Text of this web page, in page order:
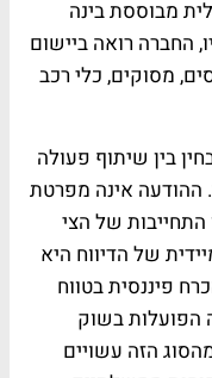
מבוססת בינה
החברה רואה ביישום
מסוקים, כלי רכב
בין שיתוף פעולה
ההודעה אינה מפרטת
התחייבות של הצי
של הדיווח היא
פיננסית בטווח
הפועלות בשוק
הזה עשויים